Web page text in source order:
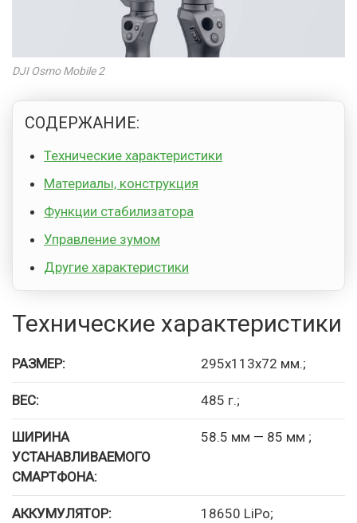
DJI Osmo Mobile 2
СОДЕРЖАНИЕ:
Технические характеристики
Материалы, конструкция
Функции стабилизатора
Управление зумом
Другие характеристики
Технические характеристики
РАЗМЕР: 295x113x72 мм.;
ВЕС: 485 г.;
ШИРИНА
УСТАНАВЛИВАЕМОГО
СМАРТФОНА:
58.5 мм — 85 мм ;
АККУМУЛЯТОР:
18650 LiPo;